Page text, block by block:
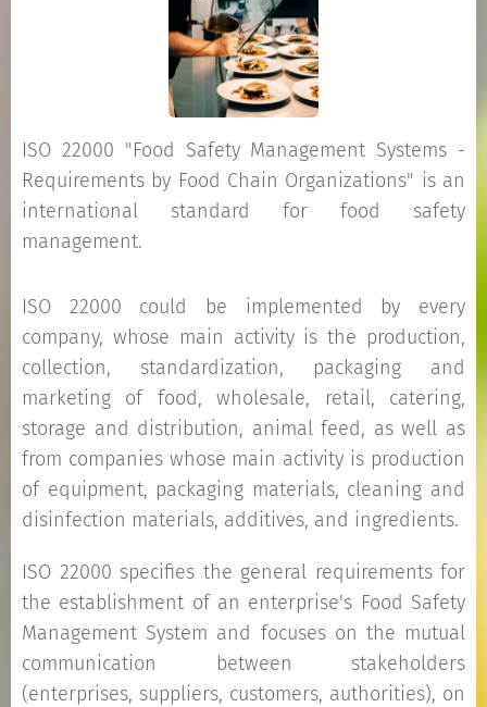
ISO 22000 "Food Safety Management Systems -
Requirements by Food Chain Organizations" is an
international standard for food safety
management.
ISO 22000 could be implemented by every
company, whose main activity is the production,
collection, standardization, packaging and
marketing of food, wholesale, retail, catering,
storage and distribution, animal feed, as well as
from companies whose main activity is production
of equipment, packaging materials, cleaning and
disinfection materials, additives, and ingredients.
ISO 22000 specifies the general requirements for
the establishment of an enterprise's Food Safety
Management System and focuses on the mutual
communication between stakeholders
(enterprises, suppliers, customers, authorities), on